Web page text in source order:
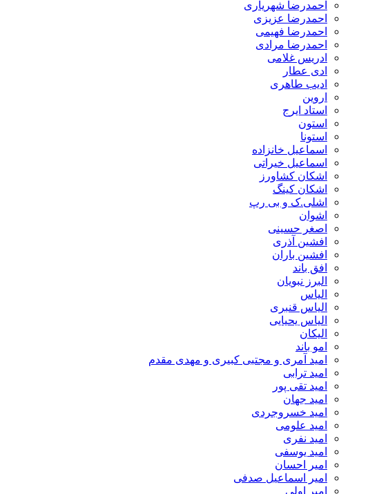
احمدرضا شهریاری
احمدرضا عزیزی
احمدرضا فهیمی
احمدرضا مرادی
ادریس غلامی
ادی عطار
ادیب طاهری
اروین
استاد ایرج
استون
استونا
اسماعیل خانزاده
اسماعیل خیراتی
اشکان کشاورز
اشکان کینگ
اشلی.ک و بی رپ
اشوان
اصغر حسینی
افشین آذری
افشین باران
افق باند
البرز نبویان
الیاس
الیاس قنبرى
الیاس یحیایی
الیکان
امو باند
امید آمری و مجتبی کبیری و مهدى مقدم
امید ترابی
امید تقی پور
امید جهان
امید خسروجردی
امید علومی
امید نفری
امید یوسفی
امیر احسان
امیر اسماعیل صدفی
امیر اولی